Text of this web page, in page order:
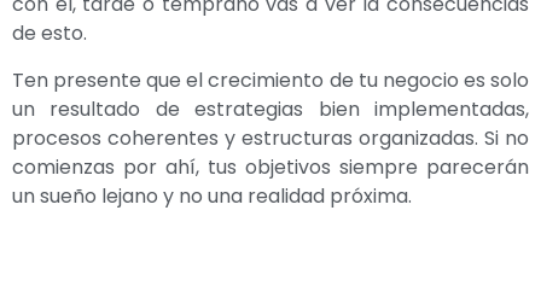
de esto.
Ten presente que el crecimiento de tu negocio es solo
un resultado de estrategias bien implementadas,
procesos coherentes y estructuras organizadas. Si no
comienzas por ahí, tus objetivos siempre parecerán
un sueño lejano y no una realidad próxima.